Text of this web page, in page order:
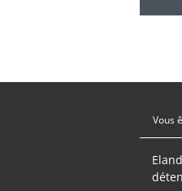
Vous